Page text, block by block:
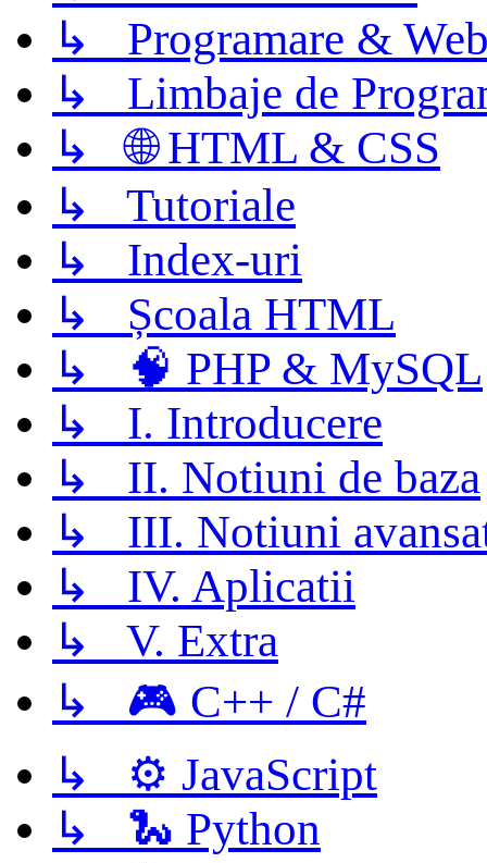
↳ Programare &
↳ Limbaje de
↳ 🌐 HTML & CSS
↳ Tutoriale
↳ Index-uri
↳ Școala HTML
↳ 🧠 PHP & MySQL
↳ I. Introducere
↳ II. Notiuni de baza
↳ III. Notiuni
↳ IV. Aplicatii
↳ V. Extra
↳ 🎮 C++ / C#
↳ ⚙️ JavaScript
↳ 🐍 Python